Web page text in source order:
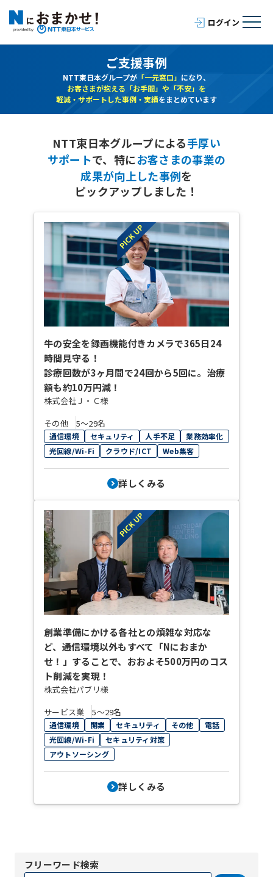
ご支援事例
NTT東日本グループが 「一元窓口」 になり、
お客さまが抱える「お手間」や「不安」を
軽減・サポートした事例・実績をまとめています
NTT東日本グループによる手厚い
サポートで、 特にお客さまの事業の
成果が向上した事例を
ピックアップしました！
牛の安全を録画機能付きカメラで365日24
時間見守る！
診療回数が3ヶ月間で24回から5回に。治療
額も約10万円減！
株式会社Ｊ・Ｃ様
その他
5〜29名
通信環境 セキュリティ 人手不足
業務効率化
光回線/Wi-Fi
クラウド/ICT Web集客
詳しくみる
創業準備にかける各社との煩雑な対応な
ど、通信環境以外もすべて「Nにおまか
せ！」することで、おおよそ500万円のコス
ト削減を実現！
株式会社パブリ様
サービス業
5〜29名
通信環境 開業 セキュリティ その他
電話
光回線/Wi-Fi
セキュリティ対策
アウトソーシング
詳しくみる
フリーワード検索